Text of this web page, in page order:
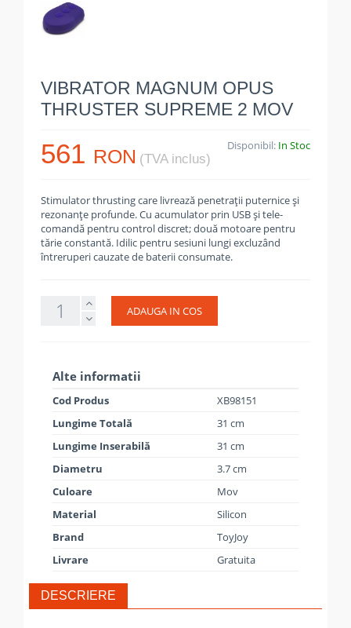
VIBRATOR MAGNUM OPUS
THRUSTER SUPREME 2 MOV
561 RON (TVA inclus)
Disponibil: In Stoc
Stimulator thrusting care livrează penetrații puternice și
rezonanțe profunde. Cu acumulator prin USB și tele-
comandă pentru control discret; două motoare pentru
tărie constantă. Idilic pentru sesiuni lungi excluzând
întreruperi cauzate de baterii consumate.
ADAUGA IN COS
Alte informatii
Cod Produs
XB98151
Lungime Totală
31 cm
Lungime Inserabilă
31 cm
Diametru
3.7 cm
Culoare
Mov
Material
Silicon
Brand
ToyJoy
Livrare
Gratuita
DESCRIERE